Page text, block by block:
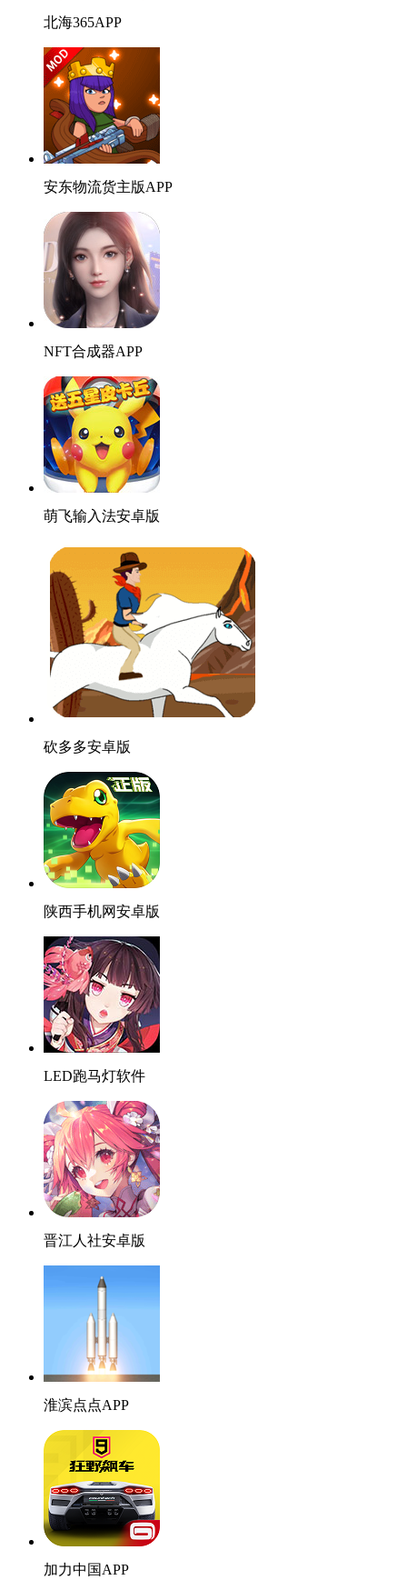
北海365APP
安东物流货主版APP
NFT合成器APP
萌飞输入法安卓版
砍多多安卓版
陕西手机网安卓版
LED跑马灯软件
晋江人社安卓版
淮滨点点APP
加力中国APP